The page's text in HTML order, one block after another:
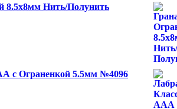
8.5х8мм Нить/Полунить
с Ограненкой 5.5мм №4096